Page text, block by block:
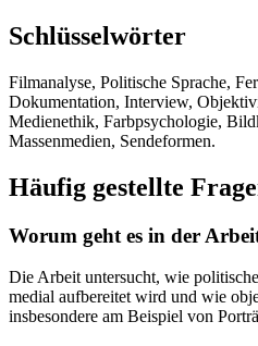
Schlüsselwörter
Filmanalyse, Politische Sprache,
Dokumentation, Interview,
Medienethik, Farbpsychologie,
Massenmedien, Sendeformen.
Häufig gestellte
Worum geht es in der
Die Arbeit untersucht, wie
medial aufbereitet wird und wie
insbesondere am Beispiel von